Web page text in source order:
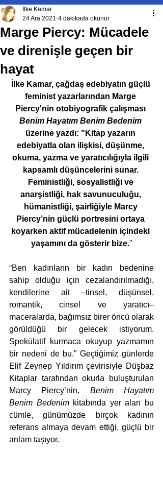
Marge Piercy: Mücadele
ve direnişle geçen bir
hayat
İlke Kamar
24 Ara 2021 4 dakikada okunur
İlke Kamar, çağdaş edebiyatın güçlü
feminist yazarlarından Marge
Piercy'nin otobiyografik çalışması
Benim Hayatım Benim Bedenim
üzerine yazdı: "Kitap yazarın
edebiyatla olan ilişkisi, düşünme,
okuma, yazma ve yaratıcılığıyla ilgili
kapsamlı düşüncelerini sunar.
Feministliği, sosyalistliği ve
anarşistliği, hak savunuculuğu,
hümanistliği, şairliğiyle Marcy
Piercy’nin güçlü portresini ortaya
koyarken aktif mücadelenin içindeki
yaşamını da gösterir bize."
“Ben kadınların bir kadın bedenine
sahip olduğu için cezalandırılmadığı,
kendilerine ait –tinsel, düşünsel,
romantik, cinsel ve yaratıcı–
maceralarda, bağımsız birer öncü olarak
görüldüğü bir gelecek istiyorum.
Spekülatif kurmaca okuyup yazmamın
bir nedeni de bu.” Geçtiğimiz günlerde
Elif Zeynep Yıldırım çevirisiyle Düşbaz
Kitaplar tarafından okurla buluşturulan
Marcy Piercy’nin, Benim Hayatım
Benim Bedenim kitabında yer alan bu
cümle, günümüzde birçok kadının
referans almaya devam ettiği, güçlü bir
anlam taşıyor.